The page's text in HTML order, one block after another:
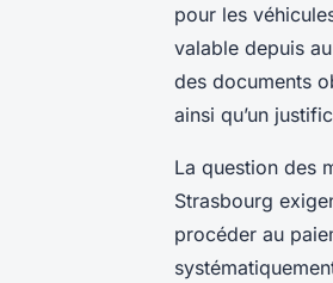
pour les
valable depuis
des documents
ainsi qu’un
La question des
Strasbourg
procéder au